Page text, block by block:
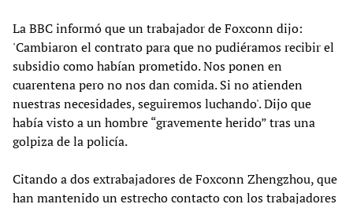
La BBC informó que un trabajador de Foxconn dijo:
'Cambiaron el contrato para que no pudiéramos recibir el
subsidio como habían prometido. Nos ponen en
cuarentena pero no nos dan comida. Si no atienden
nuestras necesidades, seguiremos luchando'. Dijo que
había visto a un hombre “gravemente herido” tras una
golpiza de la policía.
Citando a dos extrabajadores de Foxconn Zhengzhou, que
han mantenido un estrecho contacto con los trabajadores